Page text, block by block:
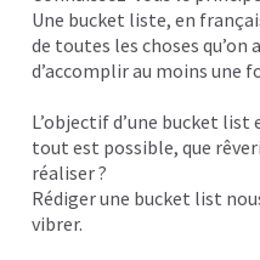
Une bucket liste, en
de toutes les choses qu’on
d’accomplir au moins une
L’objectif d’une bucket list
tout est possible, que
réaliser ?
Rédiger une bucket list
vibrer.